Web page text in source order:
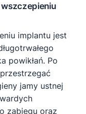
implantu jest
powikłań. Po
jamy ustnej
zabiegu oraz